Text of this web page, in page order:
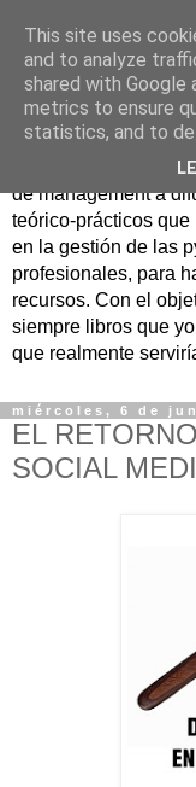
Nuevo
Libro
Nace con la misión
de management a
teórico-prácticos
en la gestión de las
profesionales, para
recursos. Con el
siempre libros que
que realmente
miércoles, 6 de
EL
SOCIAL
This site uses
and to analyze
shared with Google
metrics to ensure
statistics, and to